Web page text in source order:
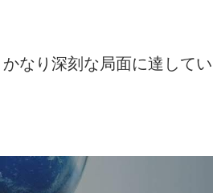
なり深刻な局面に達してい